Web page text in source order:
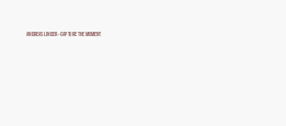
Andreas Linder - capture the moment